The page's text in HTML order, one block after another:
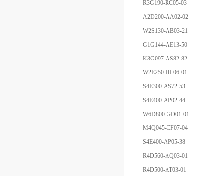
R3G190-RC05-03
A2D200-AA02-02
W2S130-AB03-21
G1G144-AE13-50
K3G097-AS82-82
W2E250-HL06-01
S4E300-AS72-53
S4E400-AP02-44
W6D800-GD01-01
M4Q045-CF07-04
S4E400-AP05-38
R4D560-AQ03-01
R4D500-AT03-01